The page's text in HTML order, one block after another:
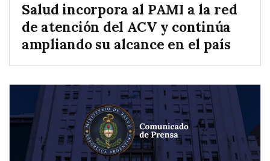
Salud incorpora al PAMI a la red
de atención del ACV y continúa
ampliando su alcance en el país